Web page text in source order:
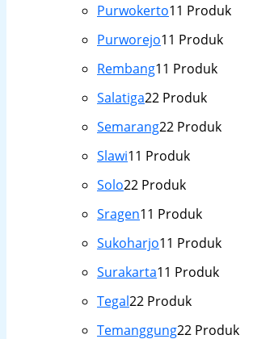
Purwokerto11 Produk
Purworejo11 Produk
Rembang11 Produk
Salatiga22 Produk
Semarang22 Produk
Slawi11 Produk
Solo22 Produk
Sragen11 Produk
Sukoharjo11 Produk
Surakarta11 Produk
Tegal22 Produk
Temanggung22 Produk